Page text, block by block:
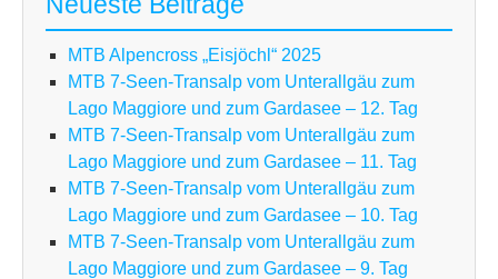
MTB Alpencross „Eisjöchl“ 2025
MTB 7-Seen-Transalp vom Unterallgäu zum
Lago Maggiore und zum Gardasee – 12. Tag
MTB 7-Seen-Transalp vom Unterallgäu zum
Lago Maggiore und zum Gardasee – 11. Tag
MTB 7-Seen-Transalp vom Unterallgäu zum
Lago Maggiore und zum Gardasee – 10. Tag
MTB 7-Seen-Transalp vom Unterallgäu zum
Lago Maggiore und zum Gardasee – 9. Tag